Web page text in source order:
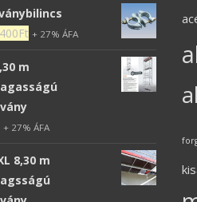
Ft + 27% ÁFA
m
+ 27% ÁFA
8,30 m